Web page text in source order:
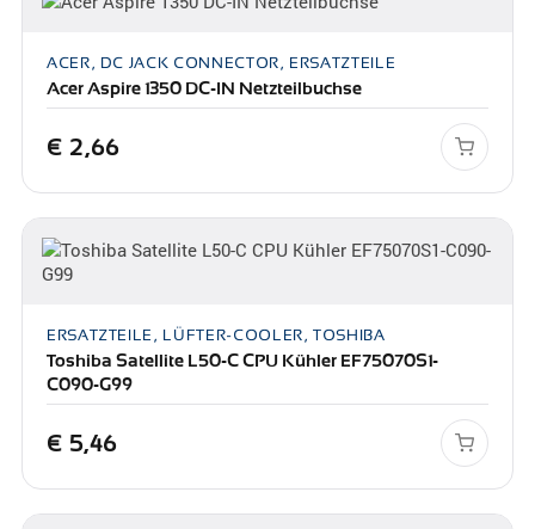
ACER, DC JACK CONNECTOR, ERSATZTEILE
Acer Aspire 1350 DC-IN Netzteilbuchse
€ 2,66
ERSATZTEILE, LÜFTER-COOLER, TOSHIBA
Toshiba Satellite L50-C CPU Kühler EF75070S1-
C090-G99
€ 5,46